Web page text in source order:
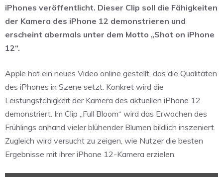
iPhones veröffentlicht. Dieser Clip soll die Fähigkeiten
der Kamera des iPhone 12 demonstrieren und
erscheint abermals unter dem Motto „Shot on iPhone
12“.
Apple hat ein neues Video online gestellt, das die Qualitäten
des iPhones in Szene setzt. Konkret wird die
Leistungsfähigkeit der Kamera des aktuellen iPhone 12
demonstriert. Im Clip „Full Bloom“ wird das Erwachen des
Frühlings anhand vieler blühender Blumen bildlich inszeniert.
Zugleich wird versucht zu zeigen, wie Nutzer die besten
Ergebnisse mit ihrer iPhone 12-Kamera erzielen.